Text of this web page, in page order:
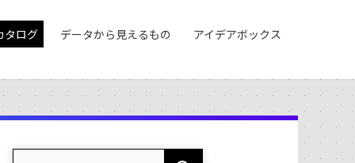
タログ データから見えるもの アイデアボックス